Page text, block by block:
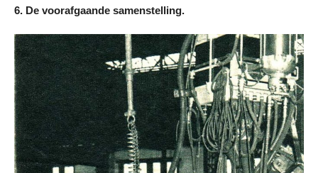
6. De voorafgaande samenstelling.